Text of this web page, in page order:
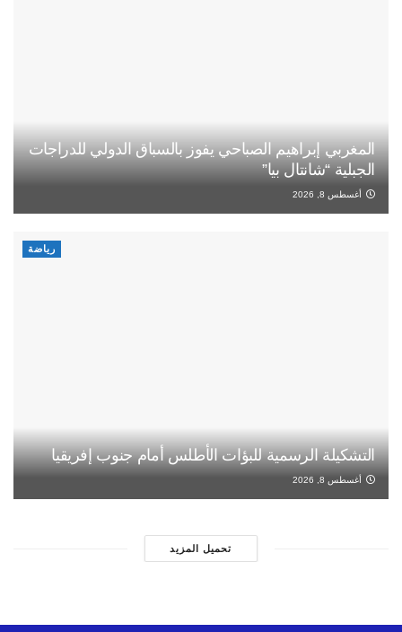
المغربي إبراهيم الصباحي يفوز بالسباق الدولي للدراجات
الجبلية “شانتال بيا”
أغسطس 8, 2026
رياضة
التشكيلة الرسمية للبؤات الأطلس أمام جنوب إفريقيا
أغسطس 8, 2026
تحميل المزيد